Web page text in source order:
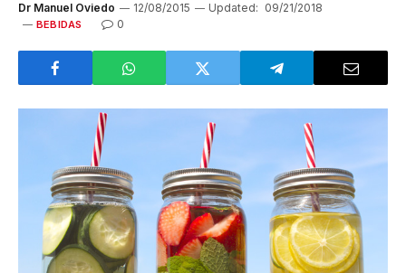
Dr Manuel Oviedo 12/08/2015 Updated: 09/21/2018
BEBIDAS 0